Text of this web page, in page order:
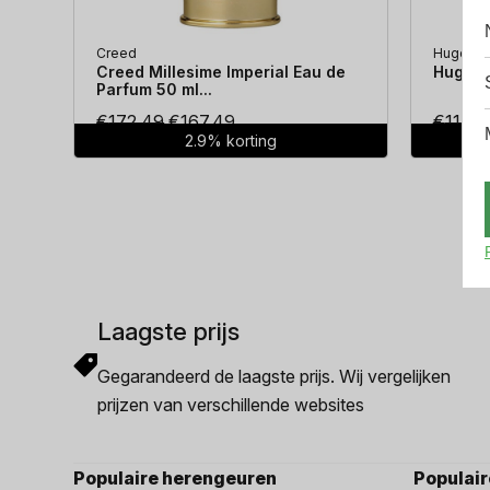
Creed
Creed Millesime Imperial Eau de
Parfum 50 ml...
€172.49Oorspronkelijke
prijs
€167.49Huidige
prijs
2.9% korting
Hugo
Hugo
€114.38
Laagste prijs
Gegarandeerd de laagste prijs. Wij vergelijken
prijzen van verschillende websites
Populaire herengeuren